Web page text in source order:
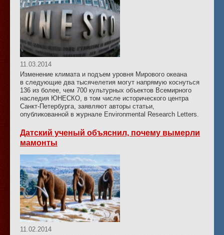
11.03.2014
Изменение климата и подъем уровня Мирового океана
в следующие два тысячелетия могут напрямую коснуться
136 из более, чем 700 культурных объектов Всемирного
наследия ЮНЕСКО, в том числе исторического центра
Санкт-Петербурга, заявляют авторы статьи,
опубликованной в журнале Environmental Research Letters.
Датский ученый объяснил, почему вымерли
мамонты
11.02.2014